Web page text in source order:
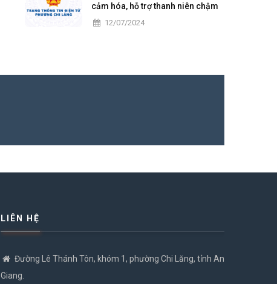
cảm hóa, hỗ trợ thanh niên chậm
tiến12/07/2024
LIÊN HỆ
Đường Lê Thánh Tôn, khóm 1, phường Chi Lăng, tỉnh An
Giang.